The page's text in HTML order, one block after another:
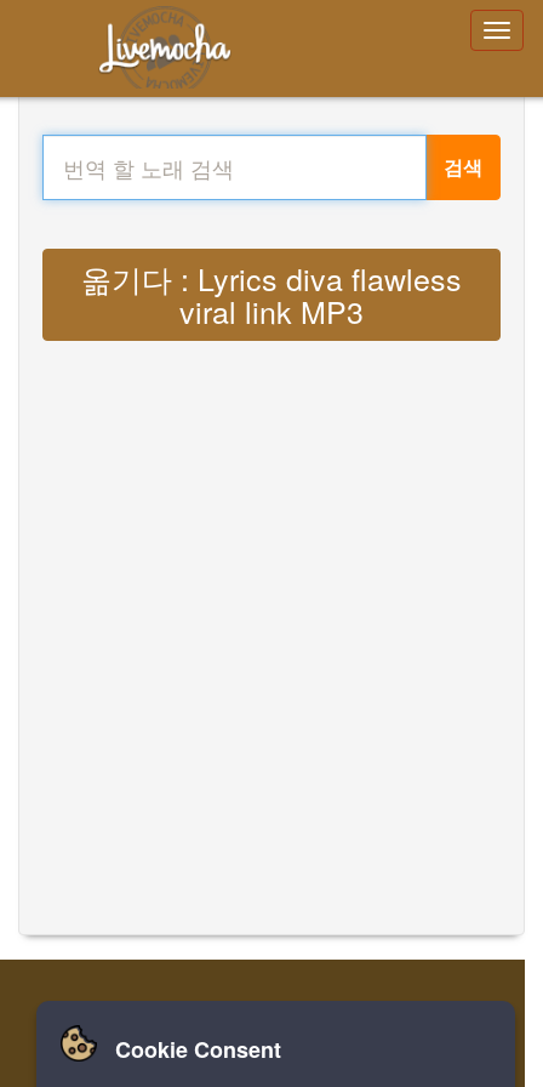
검색
옮기다 : Lyrics diva flawless
viral link MP3
집 로그인 레지스터
Cookie Consent